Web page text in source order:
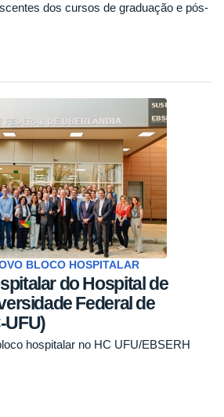
dos cursos de graduação e pós-
BLOCO HOSPITALAR
do Hospital de
Federal de
UFU)
hospitalar no HC UFU/EBSERH